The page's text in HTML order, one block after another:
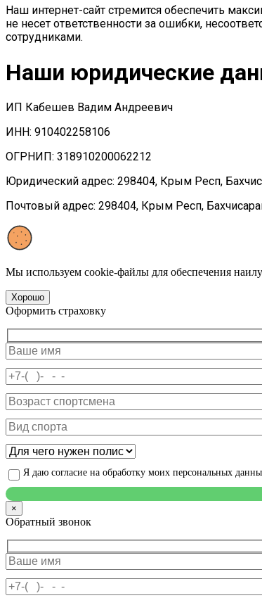
Наш интернет-сайт стремится обеспечить
не несет ответственности за ошибки,
сотрудниками.
Наши юридические
ИП Кабешев Вадим Андреевич
ИНН: 910402258106
ОГРНИП: 318910200062212
Юридический адрес: 298404, Крым Респ,
Почтовый адрес: 298404, Крым Респ,
Мы используем cookie-файлы для обеспечения
Хорошо
Оформить страховку
Я даю согласие на обработку моих персональных
×
Обратный звонок